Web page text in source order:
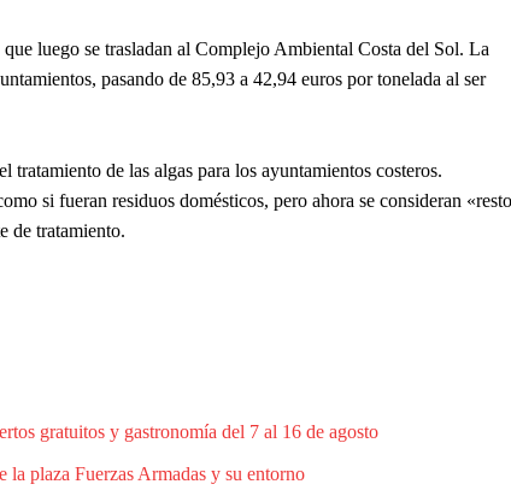
luego se trasladan al Complejo Ambiental Costa del Sol. La
pasando de 85,93 a 42,94 euros por tonelada al ser
de las algas para los ayuntamientos costeros.
si fueran residuos domésticos, pero ahora se consideran
de tratamiento.
gratuitos y gastronomía del 7 al 16 de agosto
la plaza Fuerzas Armadas y su entorno